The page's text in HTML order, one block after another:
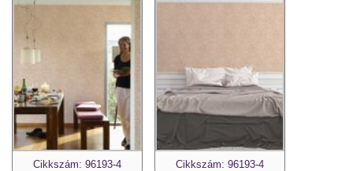
Cikkszám: 96193-4 Cikkszám: 96193-4